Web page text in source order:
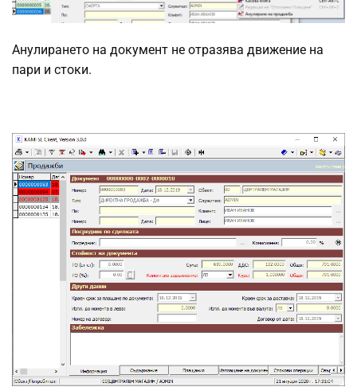
Анулирането на документ не отразява движение на
пари и стоки.